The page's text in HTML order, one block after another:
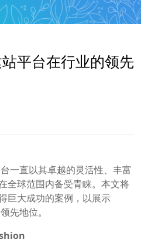
平台在行业的领先
直以其卓越的灵活性、丰富
全球范围内备受青睐。本文将
巨大成功的案例，以展示
先地位。